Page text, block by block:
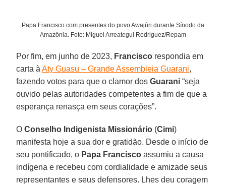
Papa Francisco com presentes do povo Awajún durante Sínodo da
Amazônia. Foto: Miguel Arreategui Rodriguez/Repam
Por fim, em junho de 2023, Francisco respondia em
carta àAty Guasu – Grande Assembleia Guarani,
fazendo votos para que o clamor dosGuarani “seja
ouvido pelas autoridades competentes a fim de que a
esperança renasça em seus corações”.
OConselho Indigenista Missionário (Cimi)
manifesta hoje a sua dor e gratidão. Desde o início de
seu pontificado, o Papa Francisco assumiu a causa
indígena e recebeu com cordialidade e amizade seus
representantes e seus defensores. Lhes deu coragem